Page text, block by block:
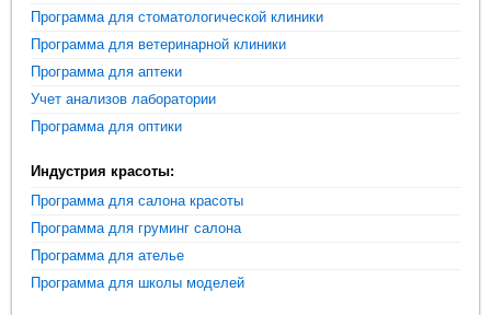
Программа для стоматологической клиники
Программа для ветеринарной клиники
Программа для аптеки
Учет анализов лаборатории
Программа для оптики
Индустрия красоты:
Программа для салона красоты
Программа для груминг салона
Программа для ателье
Программа для школы моделей